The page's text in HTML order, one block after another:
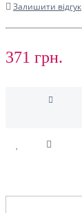
Залишити відгук
371 грн.